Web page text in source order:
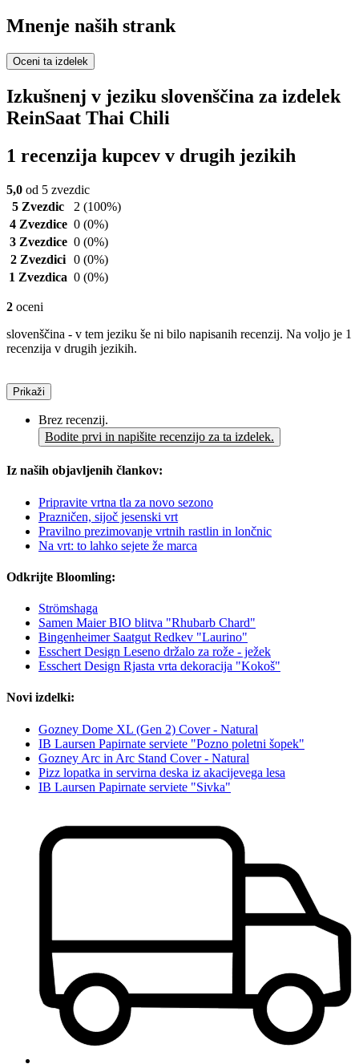
Mnenje naših strank
Oceni ta izdelek
Izkušnenj v jeziku slovenščina za izdelek
ReinSaat Thai Chili
1 recenzija kupcev v drugih jezikih
5,0 od 5 zvezdic
5 Zvezdic
2 (100%)
4 Zvezdice 0 (0%)
3 Zvezdice 0 (0%)
2 Zvezdici 0 (0%)
1 Zvezdica 0 (0%)
2 oceni
slovenščina - v tem jeziku še ni bilo napisanih recenzij. Na voljo je 1
recenzija v drugih jezikih.
Prikaži
Brez recenzij.
Bodite prvi in napišite recenzijo za ta izdelek.
Iz naših objavljenih člankov:
Pripravite vrtna tla za novo sezono
Prazničen, sijoč jesenski vrt
Pravilno prezimovanje vrtnih rastlin in lončnic
Na vrt: to lahko sejete že marca
Odkrijte Bloomling:
Strömshaga
Samen Maier BIO blitva "Rhubarb Chard"
Bingenheimer Saatgut Redkev "Laurino"
Esschert Design Leseno držalo za rože - ježek
Esschert Design Rjasta vrta dekoracija "Kokoš"
Novi izdelki:
Gozney Dome XL (Gen 2) Cover - Natural
IB Laursen Papirnate serviete "Pozno poletni šopek"
Gozney Arc in Arc Stand Cover - Natural
Pizz lopatka in servirna deska iz akacijevega lesa
IB Laursen Papirnate serviete "Sivka"